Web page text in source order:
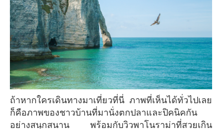
ถ้าหากใครเดินทางมาเที่ยวที่นี่ ภาพที่เห็นได้ทั่วไปเลย
ก็คือภาพของชาวบ้านที่มานั่งตกปลาและปิคนิคกัน
อย่างสนุกสนาน พร้อมกับวิวพาโนราม่าที่สวยเกิน